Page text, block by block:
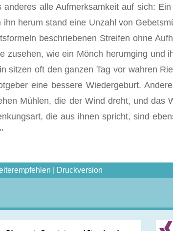
alle Aufmerksamkeit auf sich:
herum stand eine Unzahl von
beschriebenen Streifen ohne
wie ein Mönch herumging und
sitzen oft den ganzen Tag vor wahren
eine bessere Wiedergeburt.
Mühlen, die der Wind dreht, und das
die aus ihnen spricht, sind
Druckversion